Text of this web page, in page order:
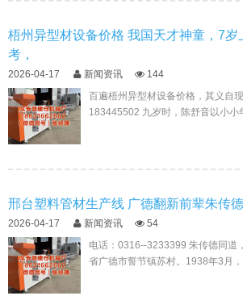
梧州异型材设备价格 我国天才神童，7岁
考，
2026-04-17 新闻资讯
144
百遍梧州异型材设备价格，其义自现
183445502 九岁时，陈舒音以小小
邢台塑料管材生产线 广德翻新前辈朱传
2026-04-17 新闻资讯
54
电话：0316--3233399 朱传德同道
省广德市誓节镇苏村。1938年3月